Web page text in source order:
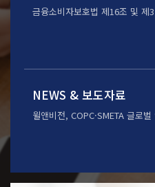
금융소비자보호법 제16조 및 제
NEWS & 보도자료
윌앤비전, COPC·SMETA 글로